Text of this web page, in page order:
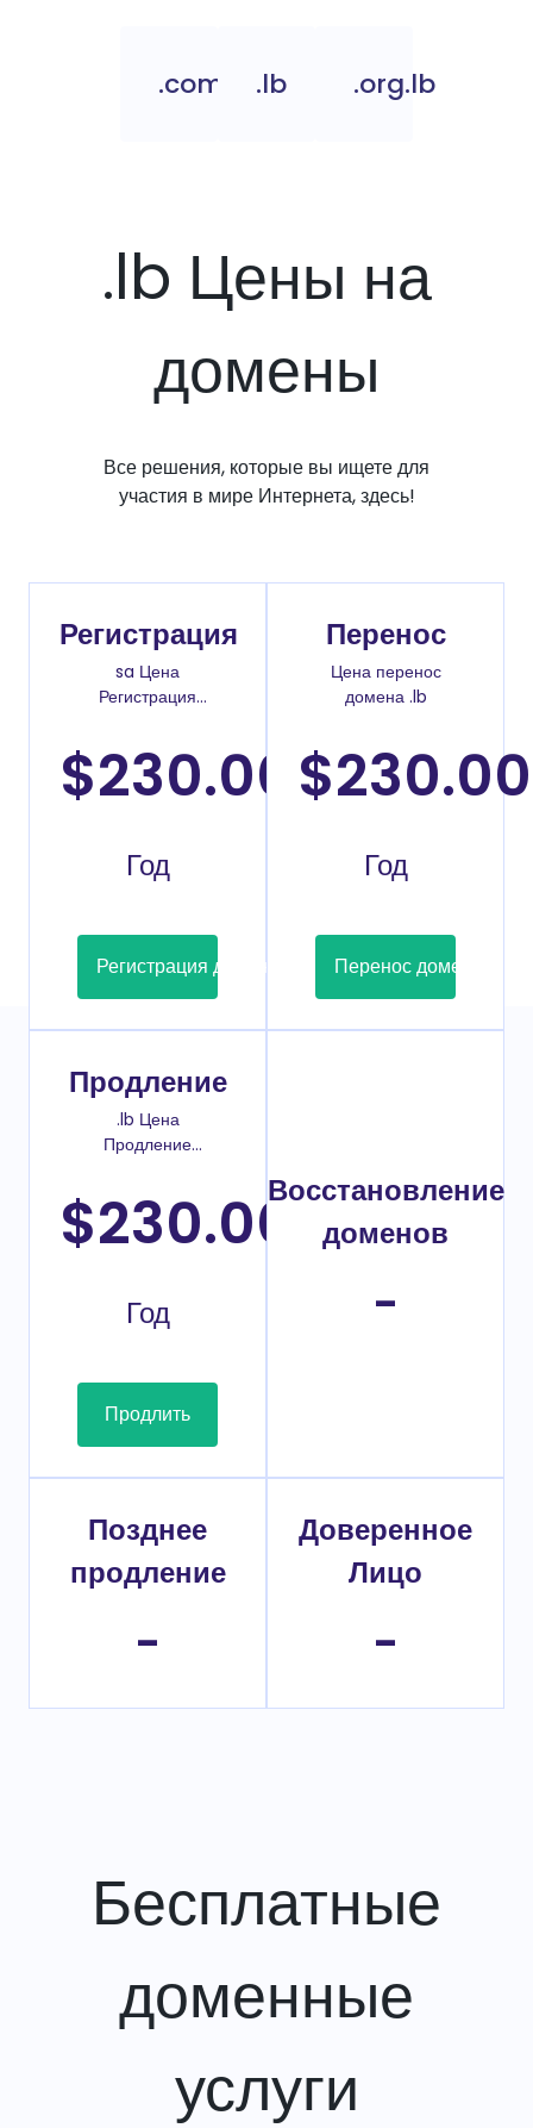
.com.lb .lb .org.lb
.lb Цены на
домены
Все решения, которые вы ищете для
участия в мире Интернета, здесь!
Регистрация
sa Цена
Регистрация
$230.00 /
Год
Регистрация домена
Перенос
Цена перенос
домена .lb
$230.00
Год
Перенос домена
Продление
.lb Цена
Продление
$230.00
Год
Продлить
Восстановление
доменов
-
Позднее
продление
-
Доверенное
Лицо
-
Бесплатные
доменные
услуги